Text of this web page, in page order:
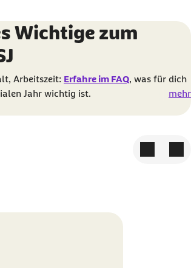
Wichtige zum
Arbeitszeit: Erfahre im FAQ, was für dich
Jahr wichtig ist.
mehr